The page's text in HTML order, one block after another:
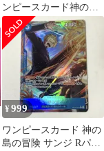
ンピースカード神の島
の冒険
¥999
ワンピースカード 神の
島の冒険 サンジ Rパラ